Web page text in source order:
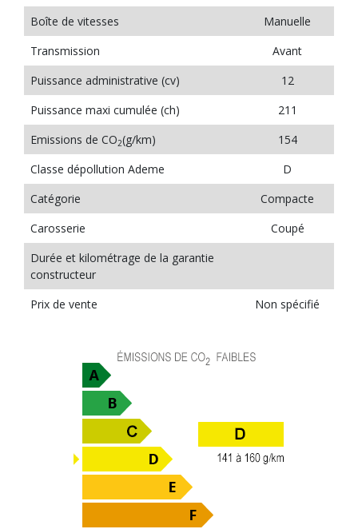
Boîte de vitesses
Manuelle
Transmission
Avant
Puissance administrative (cv)
12
Puissance maxi cumulée (ch)
211
Emissions de CO2(g/km)
154
Classe dépollution Ademe
D
Catégorie
Compacte
Carosserie
Coupé
Durée et kilométrage de la garantie
constructeur
Prix de vente
Non spécifié